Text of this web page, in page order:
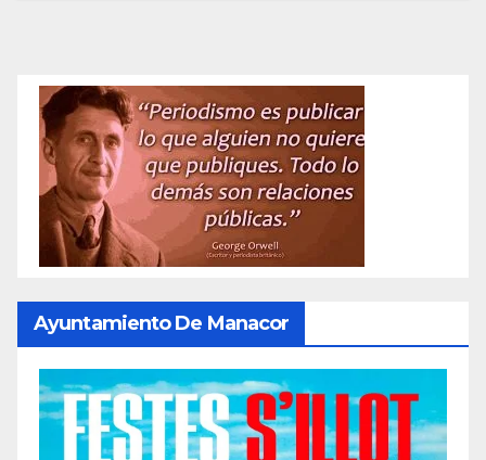
Ayuntamiento De Manacor